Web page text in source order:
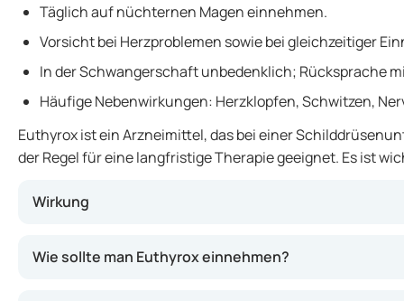
Täglich auf nüchternen Magen einnehmen.
Vorsicht bei Herzproblemen sowie bei gleichzeitiger
In der Schwangerschaft unbedenklich; Rücksprache
Häufige Nebenwirkungen: Herzklopfen, Schwitzen,
Euthyrox ist ein Arzneimittel, das bei einer
der Regel für eine langfristige Therapie geeignet. Es ist
Wirkung
Wie sollte man Euthyrox einnehmen?